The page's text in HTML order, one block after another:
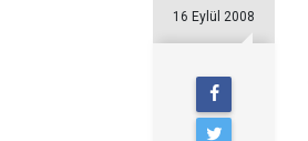
16 Eylül 2008